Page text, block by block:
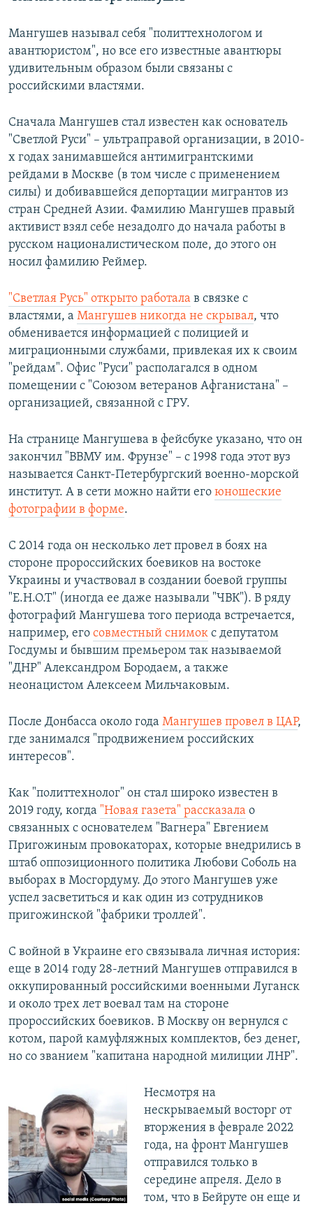
Мангушев называл себя "политтехнологом и
авантюристом", но все его известные авантюры
удивительным образом были связаны с
российскими властями.
Сначала Мангушев стал известен как основатель
"Светлой Руси" – ультраправой организации, в 2010-
х годах занимавшейся антимигрантскими
рейдами в Москве (в том числе с применением
силы) и добивавшейся депортации мигрантов из
стран Средней Азии. Фамилию Мангушев правый
активист взял себе незадолго до начала работы в
русском националистическом поле, до этого он
носил фамилию Реймер.
"Светлая Русь" открыто работала в связке с
властями, а Мангушев никогда не скрывал, что
обменивается информацией с полицией и
миграционными службами, привлекая их к своим
"рейдам". Офис "Руси" располагался в одном
помещении с "Союзом ветеранов Афганистана" –
организацией, связанной с ГРУ.
На странице Мангушева в фейсбуке указано, что он
закончил "ВВМУ им. Фрунзе" – с 1998 года этот вуз
называется Санкт-Петербургский военно-морской
институт. А в сети можно найти его юношеские
фотографии в форме.
С 2014 года он несколько лет провел в боях на
стороне пророссийских боевиков на востоке
Украины и участвовал в создании боевой группы
"Е.Н.О.Т" (иногда ее даже называли "ЧВК"). В ряду
фотографий Мангушева того периода встречается,
например, его совместный снимок с депутатом
Госдумы и бывшим премьером так называемой
"ДНР" Александром Бородаем, а также
неонацистом Алексеем Мильчаковым.
После Донбасса около года Мангушев провел в ЦАР,
где занимался "продвижением российских
интересов".
Как "политтехнолог" он стал широко известен в
2019 году, когда "Новая газета" рассказала о
связанных с основателем "Вагнера" Евгением
Пригожиным провокаторах, которые внедрились в
штаб оппозиционного политика Любови Соболь на
выборах в Мосгордуму. До этого Мангушев уже
успел засветиться и как один из сотрудников
пригожинской "фабрики троллей".
С войной в Украине его связывала личная история:
еще в 2014 году 28-летний Мангушев отправился в
оккупированный российскими военными Луганск
и около трех лет воевал там на стороне
пророссийских боевиков. В Москву он вернулся с
котом, парой камуфляжных комплектов, без денег,
но со званием "капитана народной милиции ЛНР".
Несмотря на
нескрываемый восторг от
вторжения в феврале 2022
года, на фронт Мангушев
отправился только в
середине апреля. Дело в
том, что в Бейруте он еще и